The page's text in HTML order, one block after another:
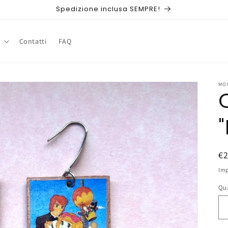
Spedizione inclusa SEMPRE!
Contatti FAQ
di